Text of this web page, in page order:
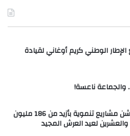
الوطني كريم أوغاني لقيادة
والجماعة ناعسة!
عامل إقليم صفرو يطلق ويدشن مشاريع تنموية بأزيد من 186 مليون
لعيد العرش المجيد